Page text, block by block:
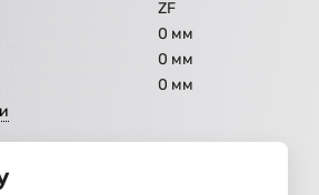
ZF
0 мм
0 мм
0 мм